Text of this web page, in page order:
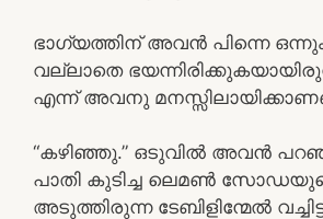
ഭാഗ്യത്തിന് അവൻ പിന്നെ ഒന്നും
വല്ലാതെ
എന്ന് അവനു
“കഴിഞ്ഞു.” ഒടുവിൽ അവൻ
പാതി കുടിച്ച ലെമൺ
അടുത്തിരുന്ന ടേബിളിന്മേൽ